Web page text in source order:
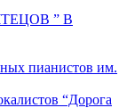
” В
пианистов им.
“Дорога